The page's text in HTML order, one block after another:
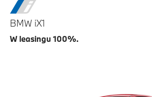
BMW iX1
W leasingu 100%.